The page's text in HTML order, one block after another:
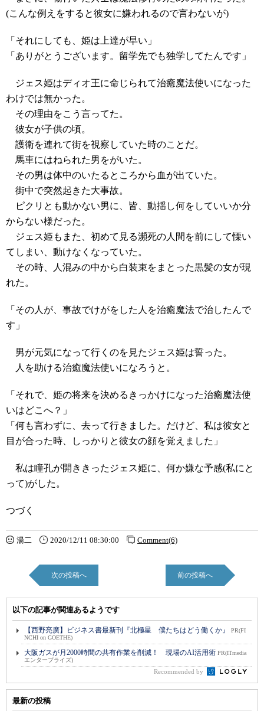
(こんな例えをすると彼女に嫌われるので言わないが)
「それにしても、姫は上達が早い」
「ありがとうございます。留学先でも独学してたんです」
ジェス姫はディオ王に命じられて治癒魔法使いになった
わけでは無かった。
その理由をこう言ってた。
彼女が子供の頃。
護衛を連れて街を視察していた時のことだ。
馬車にはねられた男をがいた。
その男は体中のいたるところから血が出ていた。
街中で突然起きた大事故。
ピクリとも動かない男に、皆、動揺し何をしていいか分
からない様だった。
ジェス姫もまた、初めて見る瀕死の人間を前にして慄い
てしまい、動けなくなっていた。
その時、人混みの中から白装束をまとった黒髪の女が現
れた。
「その人が、事故でけがをした人を治癒魔法で治したんで
す」
男が元気になって行くのを見たジェス姫は誓った。
人を助ける治癒魔法使いになろうと。
「それで、姫の将来を決めるきっかけになった治癒魔法使
いはどこへ？」
「何も言わずに、去って行きました。だけど、私は彼女と
目が合った時、しっかりと彼女の顔を覚えました」
私は瞳孔が開ききったジェス姫に、何か嫌な予感(私にと
って)がした。
つづく
湯二 2020/12/11 08:30:00 Comment(6)
次の投稿へ 前の投稿へ
以下の記事が関連あるようです
【西野亮廣】ビジネス書最新刊『北極星 僕たちはどう働くか』
PR(FI
NCHI on GOETHE)
大阪ガスが月2000時間の共有作業を削減！ 現場のAI活用術 PR(ITmedia
エンタープライズ)
Recommended by
最新の投稿